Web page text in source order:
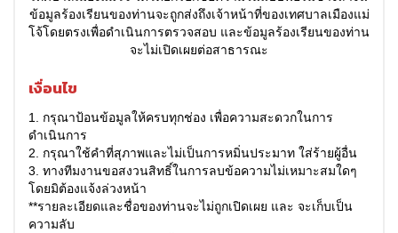
ข้อมูลร้องเรียนของท่านจะถูกส่งถึงเจ้าหน้าที่ของเทศบาลเมืองแม่
โจ้โดยตรงเพื่อดำเนินการตรวจสอบ และข้อมูลร้องเรียนของท่าน
จะไม่เปิดเผยต่อสาธารณะ
เงื่อนไข
1. กรุณาป้อนข้อมูลให้ครบทุกช่อง เพื่อความสะดวกในการ
ดำเนินการ
2. กรุณาใช้คำที่สุภาพและไม่เป็นการหมิ่นประมาท ใส่ร้ายผู้อื่น
3. ทางทีมงานขอสงวนสิทธิ์ในการลบข้อความไม่เหมาะสมใดๆ
โดยมิต้องแจ้งล่วงหน้า
**รายละเอียดและชื่อของท่านจะไม่ถูกเปิดเผย และ จะเก็บเป็น
ความลับ